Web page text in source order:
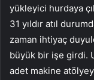
yükleyici hurdaya
31 yıldır atıl
zaman ihtiyaç
büyük bir işe girdi.
adet makine